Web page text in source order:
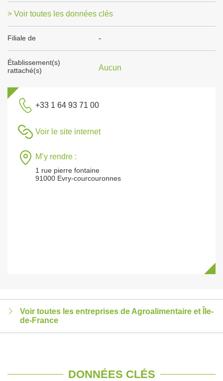
> Voir toutes les données clés
Filiale de -
Établissement(s)
rattaché(s)
Aucun
+33 1 64 93 71 00
Voir le site internet
M’y rendre :
1 rue pierre fontaine
91000 Evry-courcouronnes
Voir toutes les entreprises de Agroalimentaire et Île-
de-France
DONNÉES CLÉS